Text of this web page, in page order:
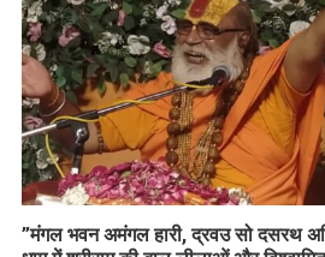
​”मंगल भवन अमंगल हारी, द्रवउ सो दसरथ